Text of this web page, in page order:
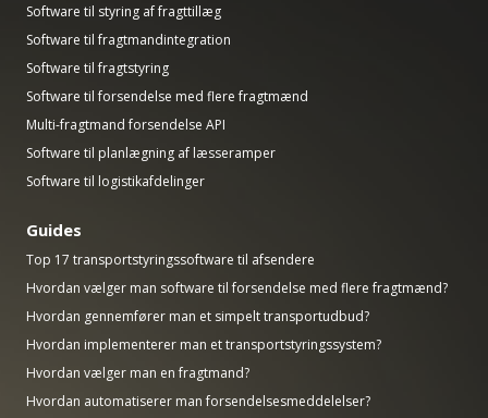
Software til styring af fragttillæg
Software til fragtmandintegration
Software til fragtstyring
Software til forsendelse med flere fragtmænd
Multi-fragtmand forsendelse API
Software til planlægning af læsseramper
Software til logistikafdelinger
Guides
Top 17 transportstyringssoftware til afsendere
Hvordan vælger man software til forsendelse med flere fragtmænd?
Hvordan gennemfører man et simpelt transportudbud?
Hvordan implementerer man et transportstyringssystem?
Hvordan vælger man en fragtmand?
Hvordan automatiserer man forsendelsesmeddelelser?